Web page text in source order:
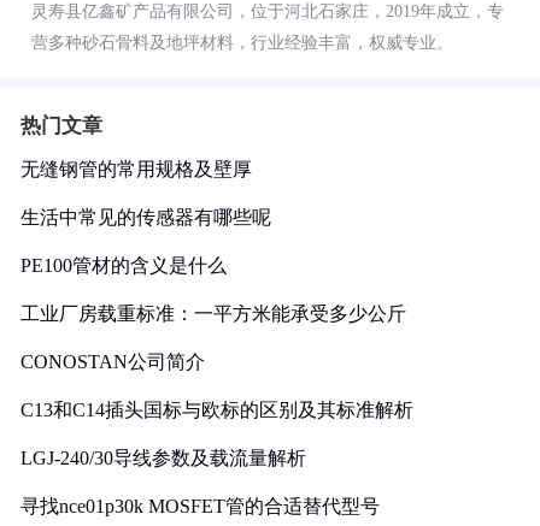
灵寿县亿鑫矿产品有限公司，位于河北石家庄，2019年成立，专
营多种砂石骨料及地坪材料，行业经验丰富，权威专业。
热门文章
无缝钢管的常用规格及壁厚
生活中常见的传感器有哪些呢
PE100管材的含义是什么
工业厂房载重标准：一平方米能承受多少公斤
CONOSTAN公司简介
C13和C14插头国标与欧标的区别及其标准解析
LGJ-240/30导线参数及载流量解析
寻找nce01p30k MOSFET管的合适替代型号